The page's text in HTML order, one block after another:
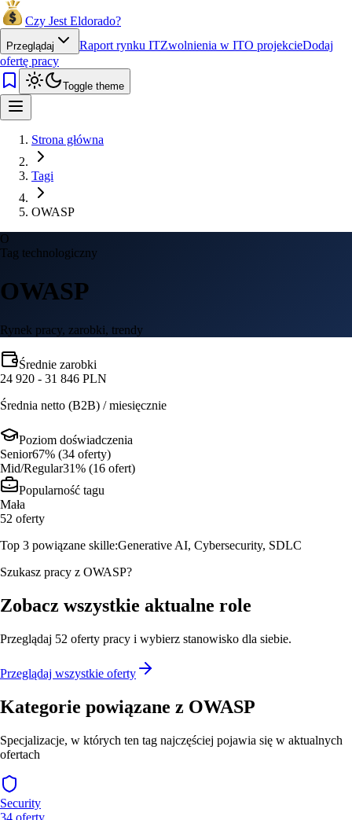
Czy Jest Eldorado?
Przeglądaj Raport rynku ITZwolnienia w ITO projekcieDodaj
ofertę pracy
Toggle theme
Strona główna
Tagi
OWASP
O
Tag technologiczny
OWASP
Rynek pracy, zarobki, trendy
Średnie zarobki
24 920 - 31 846 PLN
Średnia netto (B2B) / miesięcznie
Poziom doświadczenia
Senior67% (34 oferty)
Mid/Regular31% (16 ofert)
Popularność tagu
Mała
52 oferty
Top 3 powiązane skille:Generative AI, Cybersecurity, SDLC
Szukasz pracy z OWASP?
Zobacz wszystkie aktualne role
Przeglądaj 52 oferty pracy i wybierz stanowisko dla siebie.
Przeglądaj wszystkie oferty
Kategorie powiązane z OWASP
Specjalizacje, w których ten tag najczęściej pojawia się w aktualnych
ofertach
Security
34 oferty